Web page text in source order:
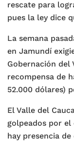
rescate para
pues la ley dice
La semana
en Jamundí
Gobernación del
recompensa de
52.000 dólares)
El Valle del
golpeados por
hay presencia de